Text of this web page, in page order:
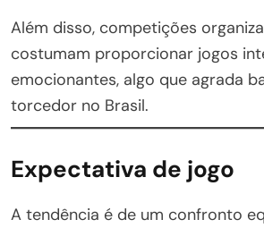
Além disso, competições
costumam proporcionar jogos
emocionantes, algo que agrada
torcedor no Brasil.
Expectativa de jogo
A tendência é de um confronto